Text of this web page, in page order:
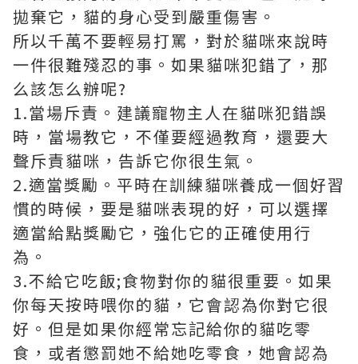
拋棄它，貓的身心受到嚴重傷害。
所以千萬不要輕易打罵，對於貓咪來說時
一件很難殘忍的事。如果貓咪犯錯了，那
么該怎么辦呢?
1.當場斥責。建議寵物主人在貓咪犯錯誤
時，當場教它，不僅要經過教育，還要大
聲斥責貓咪，告訴它你很生氣。
2.適當獎勵。平時在訓練貓咪養成一個好習
慣的時候，要是貓咪表現的好，可以選擇
適當給點獎勵它，強化它的正確使用行
為。
3.不給它吃飯;食物對你的貓很重要。如果
你每天按時喂你的貓，它會認為你對它很
好。但是如果你經常忘記給你的貓吃零
食，或者懲罰她不給她吃零食，她會認為